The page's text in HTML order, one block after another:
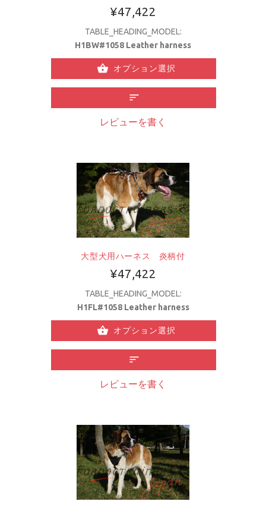
¥47,422
TABLE_HEADING_MODEL:
H1BW#1058 Leather harness
オプション選択
レビューを書く
大型犬用ハーネス 炎柄付
¥47,422
TABLE_HEADING_MODEL:
H1FL#1058 Leather harness
オプション選択
レビューを書く